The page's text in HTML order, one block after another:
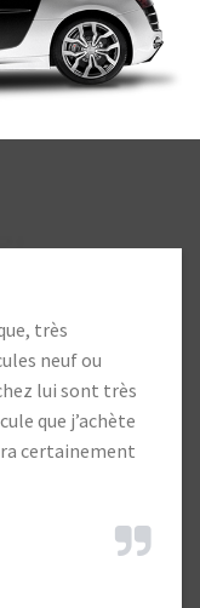
Heureux d’aller